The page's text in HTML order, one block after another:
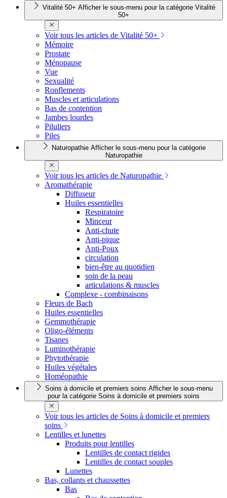
Vitalité 50+ Afficher le sous-menu pour la catégorie Vitalité
50+
Voir tous les articles de Vitalité 50+
Mémoire
Prostate
Ménopause
Vue
Sexualité
Ronflements
Muscles et articulations
Bas de contention
Jambes lourdes
Piluliers
Piles
Naturopathie Afficher le sous-menu pour la catégorie
Naturopathie
Voir tous les articles de Naturopathie
Aromathérapie
Diffuseur
Huiles essentielles
Respiratoire
Minceur
Anti-chute
Anti-pique
Anti-Poux
circulation
bien-être au quotidien
soin de la peau
articulations & muscles
Complexe - combinaisons
Fleurs de Bach
Huiles essentielles
Gemmothérapie
Oligo-éléments
Tisanes
Luminothérapie
Phytothérapie
Huiles végétales
Homéopathie
Soins à domicile et premiers soins Afficher le sous-menu
pour la catégorie Soins à domicile et premiers soins
Voir tous les articles de Soins à domicile et premiers
soins
Lentilles et lunettes
Produits pour lentilles
Lentilles de contact rigides
Lentilles de contact souples
Lunettes
Bas, collants et chaussettes
Bas